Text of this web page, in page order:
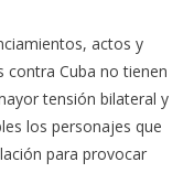
actos y
contra Cuba no tienen
tensión bilateral y
los personajes que
para provocar